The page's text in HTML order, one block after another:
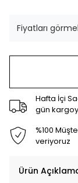
Fiyatları
Hafta İçi
gün
%100
veriyoruz
Ürün